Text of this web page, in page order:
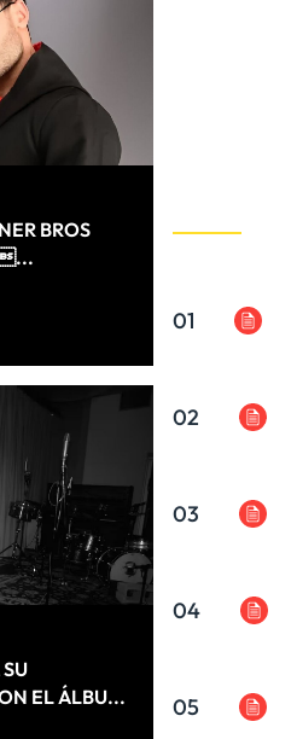
BROS
...
EL ÁLBU...
01
02
03
04
05